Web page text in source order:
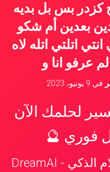
ق
كزدر بس بل بديه
بعدين أم شكو
اتلتي اتله لاه
عرفو انا و
في 9 يونيو، 2023
لحلمك الآن
فوري 🔮
📱 تطبيق تفسير الأحلام الذكي - DreamAI